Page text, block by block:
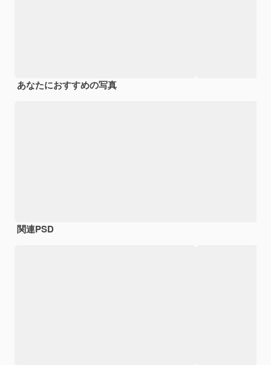
あなたにおすすめの写真
関連PSD